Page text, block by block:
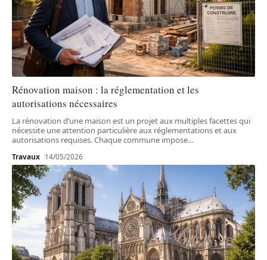
Rénovation maison : la réglementation et les
autorisations nécessaires
La rénovation d’une maison est un projet aux multiples facettes qui
nécessite une attention particulière aux réglementations et aux
autorisations requises. Chaque commune impose…
Travaux 14/05/2026